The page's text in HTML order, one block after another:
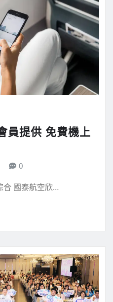
員提供 免費機上
0
合 國泰航空欣…